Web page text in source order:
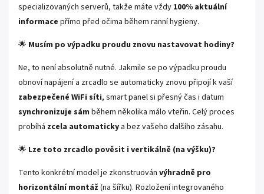
specializovaných serverů, takže máte vždy 100% aktuální
informace přímo před očima během ranní hygieny.
🌟 Musím po výpadku proudu znovu nastavovat hodiny?
Ne, to není absolutně nutné. Jakmile se po výpadku proudu
obnoví napájení a zrcadlo se automaticky znovu připojí k vaší
zabezpečené WiFi síti, smart panel si přesný čas i datum
synchronizuje sám během několika málo vteřin. Celý proces
probíhá zcela automaticky a bez vašeho dalšího zásahu.
🌟 Lze toto zrcadlo pověsit i vertikálně (na výšku)?
Tento konkrétní model je zkonstruován výhradně pro
horizontální montáž (na šířku). Rozložení integrovaného